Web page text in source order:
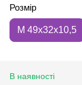
Розмір
M 49x32x10,5
В наявності